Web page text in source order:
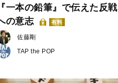
『一本の鉛筆』で伝えた反戦
の意志
有料
佐藤剛
TAP the POP